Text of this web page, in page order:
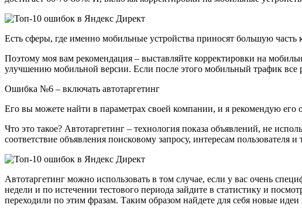
Есть сферы, где именно мобильные устройства приносят большую часть
Поэтому моя вам рекомендация – выставляйте корректировки на
улучшению мобильной версии. Если после этого мобильный трафик
Ошибка №6 – включать автотаргетинг
Его вы можете найти в параметрах своей компании, и я рекомендую его
Что это такое? Автотаргетинг – технология показа объявлений, не
соответствие объявления поисковому запросу, интересам пользователя
Автотаргетинг можно использовать в том случае, если у вас очень
недели и по истечении тестового периода зайдите в статистику и
переходили по этим фразам. Таким образом найдете для себя новые